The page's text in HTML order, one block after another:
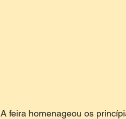
A feira homenageou os